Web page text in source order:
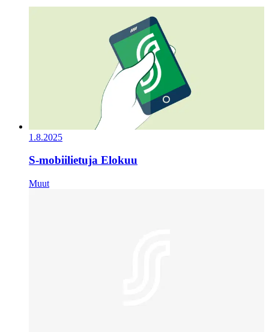
1.8.2025
S-mobiilietuja Elokuu
Muut